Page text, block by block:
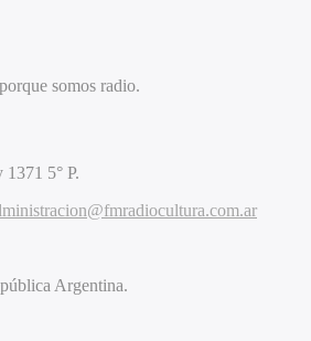
somos radio.
5° P.
Argentina.